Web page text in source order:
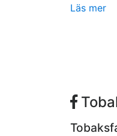
Läs mer